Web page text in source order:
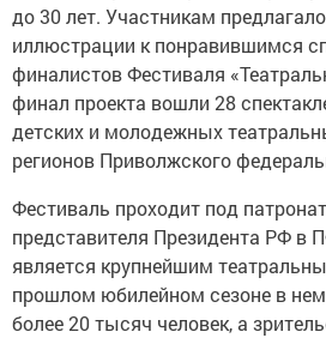
до 30 лет. Участникам
иллюстрации к понравившимся
финалистов Фестиваля
финал проекта вошли 28
детских и молодежных
регионов Приволжского
Фестиваль проходит под
представителя Президента РФ в
является крупнейшим
прошлом юбилейном сезоне в
более 20 тысяч человек, а